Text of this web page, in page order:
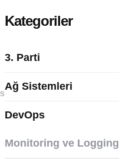
Kategoriler
3. Parti
Ağ Sistemleri
DevOps
Monitoring ve Logging